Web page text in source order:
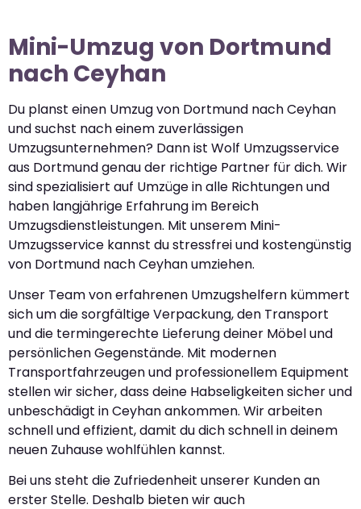
Mini-Umzug von Dortmund
nach Ceyhan
Du planst einen Umzug von Dortmund nach Ceyhan
und suchst nach einem zuverlässigen
Umzugsunternehmen? Dann ist Wolf Umzugsservice
aus Dortmund genau der richtige Partner für dich. Wir
sind spezialisiert auf Umzüge in alle Richtungen und
haben langjährige Erfahrung im Bereich
Umzugsdienstleistungen. Mit unserem Mini-
Umzugsservice kannst du stressfrei und kostengünstig
von Dortmund nach Ceyhan umziehen.
Unser Team von erfahrenen Umzugshelfern kümmert
sich um die sorgfältige Verpackung, den Transport
und die termingerechte Lieferung deiner Möbel und
persönlichen Gegenstände. Mit modernen
Transportfahrzeugen und professionellem Equipment
stellen wir sicher, dass deine Habseligkeiten sicher und
unbeschädigt in Ceyhan ankommen. Wir arbeiten
schnell und effizient, damit du dich schnell in deinem
neuen Zuhause wohlfühlen kannst.
Bei uns steht die Zufriedenheit unserer Kunden an
erster Stelle. Deshalb bieten wir auch